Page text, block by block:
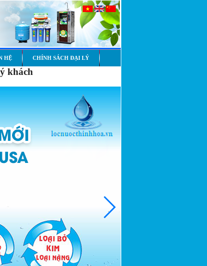
HỆ CHÍNH SÁCH ĐẠI LÝ
khách